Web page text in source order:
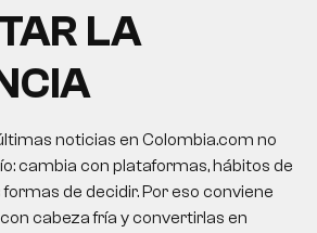
LA
noticias en Colombia.com no
cambia con plataformas, hábitos de
de decidir. Por eso conviene
cabeza fría y convertirlas en